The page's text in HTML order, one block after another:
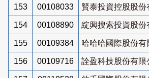
153 00108033 賢泰投資控股股份
154 00108890 綻興搜索投資股份
155 00109384 哈哈哈國際股份有
156 00109716 詮盈科技股份有限